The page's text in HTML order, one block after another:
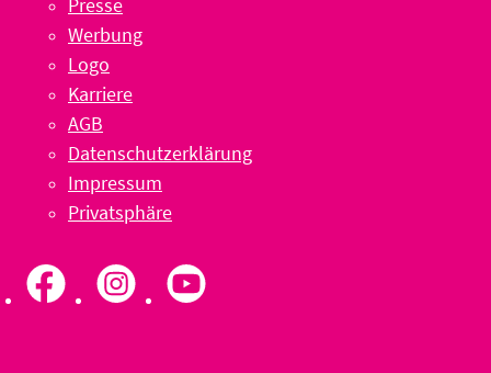
Presse
Werbung
Logo
Karriere
AGB
Datenschutzerklärung
Impressum
Privatsphäre